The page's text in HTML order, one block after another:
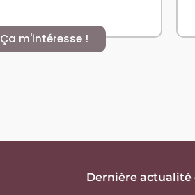
Ça m'intéresse !
Dernière actualité